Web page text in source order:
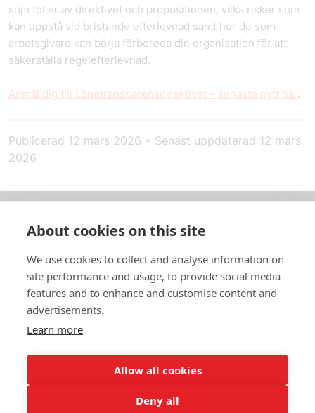
som följer av direktivet och propositionen, vilka risker som
kan uppstå vid bristande efterlevnad samt hur du som
arbetsgivare kan börja förbereda din organisation för att
säkerställa regelefterlevnad.
Anmäl dig till Lönetransparensdirektivet – senaste nytt här.
Publicerad 12 mars 2026 • Senast uppdaterad 12 mars
2026
In English
Standardavtal
Snabblänkar
In English
About cookies on this site
We use cookies to collect and analyse information on
site performance and usage, to provide social media
features and to enhance and customise content and
advertisements.
Learn more
Allow all cookies
Deny all